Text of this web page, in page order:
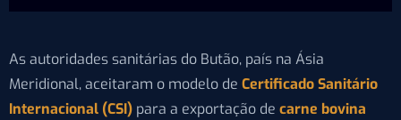
As autoridades sanitárias do Butão, país na Ásia
Meridional, aceitaram o modelo de Certificado Sanitário
Internacional (CSI) para a exportação de carne bovina